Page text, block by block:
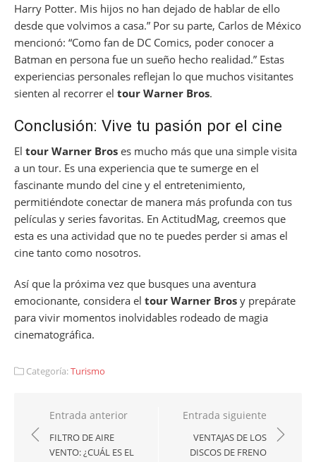
Harry Potter. Mis hijos no han dejado de hablar de ello
desde que volvimos a casa.” Por su parte, Carlos de México
mencionó: “Como fan de DC Comics, poder conocer a
Batman en persona fue un sueño hecho realidad.” Estas
experiencias personales reflejan lo que muchos visitantes
sienten al recorrer el tour Warner Bros.
Conclusión: Vive tu pasión por el cine
El tour Warner Bros es mucho más que una simple visita
a un tour. Es una experiencia que te sumerge en el
fascinante mundo del cine y el entretenimiento,
permitiéndote conectar de manera más profunda con tus
películas y series favoritas. En ActitudMag, creemos que
esta es una actividad que no te puedes perder si amas el
cine tanto como nosotros.
Así que la próxima vez que busques una aventura
emocionante, considera el tour Warner Bros y prepárate
para vivir momentos inolvidables rodeado de magia
cinematográfica.
Categoría:Turismo
Navegación
de
entradas
Entrada anterior
FILTRO DE AIRE
VENTO: ¿CUÁL ES EL
Entrada siguiente
VENTAJAS DE LOS
DISCOS DE FRENO